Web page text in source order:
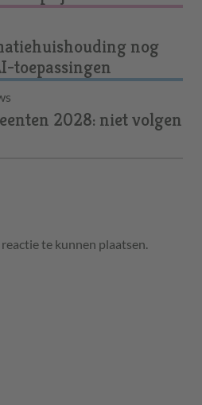
nog
toepassingen
2028: niet volgen
te kunnen plaatsen.